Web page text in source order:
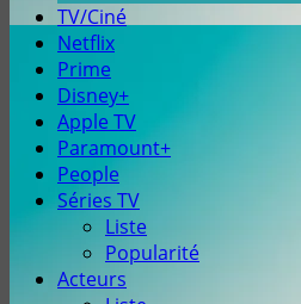
TV/Ciné
Netflix
Prime
Disney+
Apple TV
Paramount+
People
Séries TV
Liste
Popularité
Acteurs